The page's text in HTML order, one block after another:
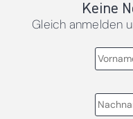
Keine
Gleich anmelden